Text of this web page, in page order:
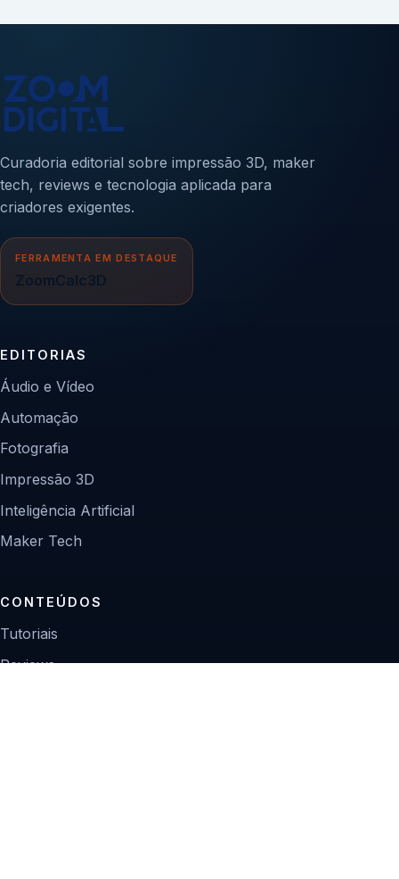
Curadoria editorial sobre impressão 3D, maker
tech, reviews e tecnologia aplicada para
criadores exigentes.
FERRAMENTA EM DESTAQUE
ZoomCalc3D
EDITORIAS
Áudio e Vídeo
Automação
Fotografia
Impressão 3D
Inteligência Artificial
Maker Tech
CONTEÚDOS
Tutoriais
Reviews